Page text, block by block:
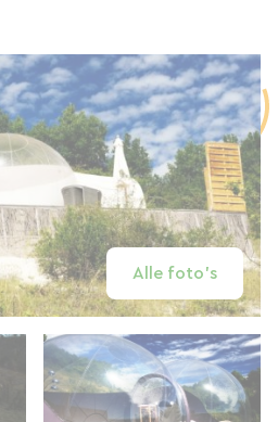
Alle foto's